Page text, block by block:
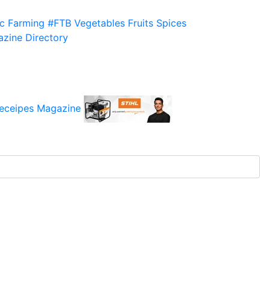
Farming #FTB Vegetables Fruits Spices
Directory
Magazine